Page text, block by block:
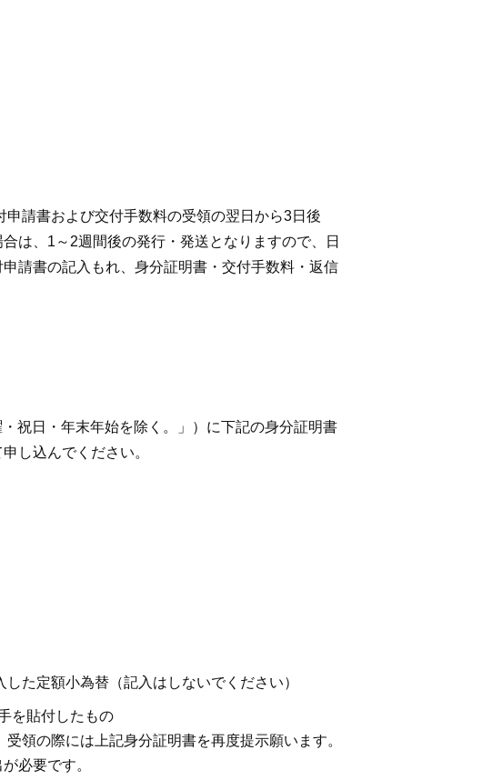
請書および交付手数料の受領の翌日から3日後
は、1～2週間後の発行・発送となりますので、日
請書の記入もれ、身分証明書・交付手数料・返信
祝日・年末年始を除く。」）に下記の身分証明書
し込んでください。
た定額小為替（記入はしないでください）
を貼付したもの
領の際には上記身分証明書を再度提示願います。
必要です。